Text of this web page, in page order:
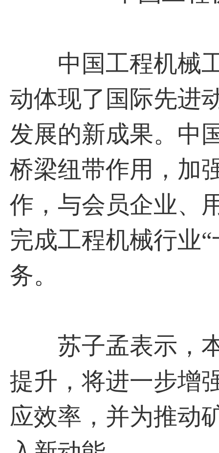
中国工程机械工
动体现了国际先进
发展的新成果。中
桥梁纽带作用，加
作，与会员企业、
完成工程机械行业
务。
苏子孟表示，本
提升，将进一步增
应效率，并为推动